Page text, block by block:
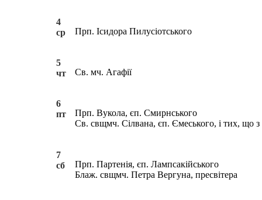
4
ср
Прп. Ісидора Пилусіотського
5
чт
Св. мч. Агафії
6
пт
Прп. Вукола, єп. Смирнського
Св. свщмч. Сілвана, єп. Ємеського, і тих, що
7
сб
Прп. Партенія, єп. Лампсакійського
Блаж. свщмч. Петра Вергуна, пресвітера